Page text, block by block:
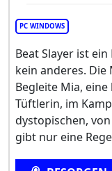
PC WINDOWS
Beat Slayer ist
kein anderes.
Begleite Mia,
Tüftlerin, im
dystopischen,
gibt nur eine